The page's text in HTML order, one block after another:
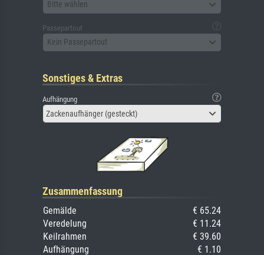
Bitte wählen
Passepartout
Kein Passepartout
Sonstiges & Extras
Aufhängung
Zackenaufhänger (gesteckt)
Zusammenfassung
Gemälde
€ 65.24
Veredelung
€ 11.24
Keilrahmen
€ 39.60
Aufhängung
€ 1.10